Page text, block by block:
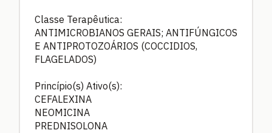
Classe Terapêutica:
ANTIMICROBIANOS GERAIS; ANTIFÚNGICOS
E ANTIPROTOZOÁRIOS (COCCIDIOS,
FLAGELADOS)
Princípio(s) Ativo(s):
CEFALEXINA
NEOMICINA
PREDNISOLONA